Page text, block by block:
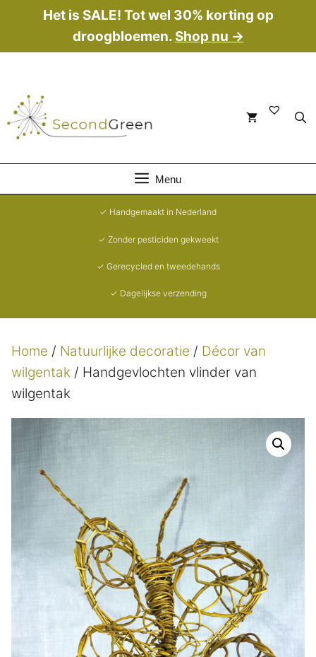
de
Het is SALE! Tot wel 30% korting op
droogbloemen. Shop nu →
Menu
✓ Handgemaakt in Nederland
✓ Zonder pesticiden gekweekt
✓ Gerecycled en tweedehands
✓ Dagelijkse verzending
Home / Natuurlijke decoratie / Décor van
wilgentak / Handgevlochten vlinder van
wilgentak